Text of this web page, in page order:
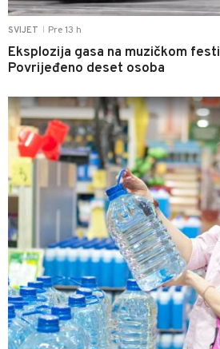
SVIJET Pre 13 h
Eksplozija gasa na muzičkom
Povrijeđeno deset osoba